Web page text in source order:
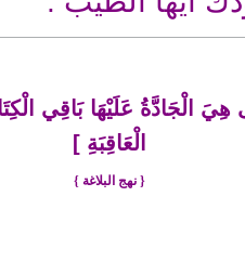
عَلَيْهَا بَاقِي
الْعَاقِبَةِ ]
{ نهج البلاغة }